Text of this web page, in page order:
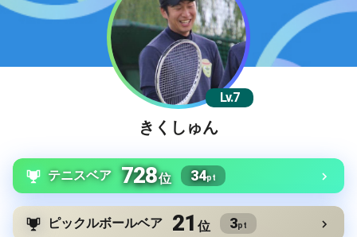
Lv.7
きくしゅん
テニスベア 728位 34pt
ピックルボールベア 21 位 3pt